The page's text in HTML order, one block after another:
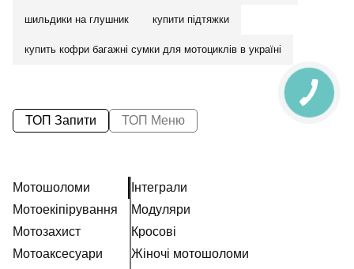
шильдики на глушник купити підтяжки
купить кофри багажні сумки для мотоциклів в україні
ТОП Запити ТОП Меню
Мотошоломи
Мотоекіпірування
Мотозахист
Мотоаксесуари
Інтеграли
Модуляри
Кросові
Жіночі мотошоломи